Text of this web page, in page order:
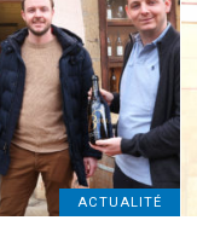
ACTUALITÉ